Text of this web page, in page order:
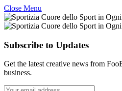
Close Menu
Subscribe to Updates
Get the latest creative news from
business.